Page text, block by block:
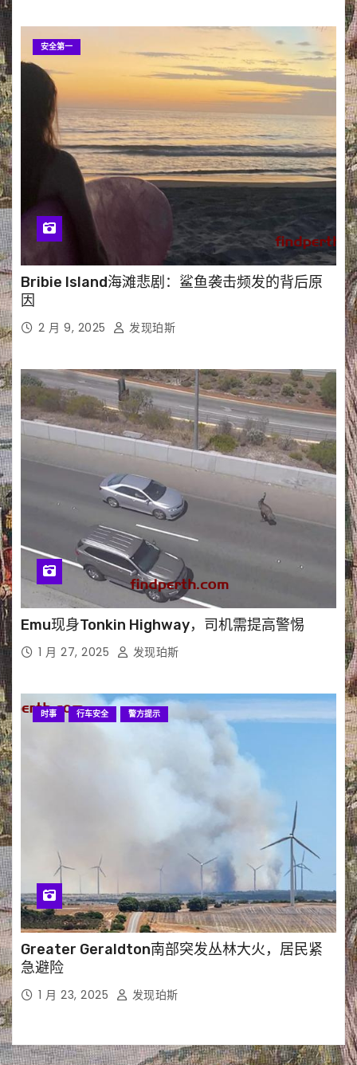
安全第一
Bribie Island海滩悲剧：鲨鱼袭击频发的背后原
因
2 月 9, 2025 发现珀斯
Emu现身Tonkin Highway，司机需提高警惕
1 月 27, 2025 发现珀斯
时事 行车安全 警方提示
Greater Geraldton南部突发丛林大火，居民紧
急避险
1 月 23, 2025 发现珀斯